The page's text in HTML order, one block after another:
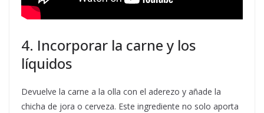
4. Incorporar la carne y los
líquidos
Devuelve la carne a la olla con el aderezo y añade la
chicha de jora o cerveza. Este ingrediente no solo aporta